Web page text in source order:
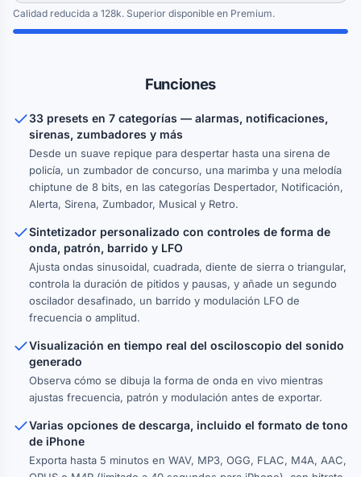
Calidad reducida a 128k. Superior disponible en Premium.
Funciones
33 presets en 7 categorías — alarmas, notificaciones,
sirenas, zumbadores y más
Desde un suave repique para despertar hasta una sirena de
policía, un zumbador de concurso, una marimba y una melodía
chiptune de 8 bits, en las categorías Despertador, Notificación,
Alerta, Sirena, Zumbador, Musical y Retro.
Sintetizador personalizado con controles de forma de
onda, patrón, barrido y LFO
Ajusta ondas sinusoidal, cuadrada, diente de sierra o triangular,
controla la duración de pitidos y pausas, y añade un segundo
oscilador desafinado, un barrido y modulación LFO de
frecuencia o amplitud.
Visualización en tiempo real del osciloscopio del sonido
generado
Observa cómo se dibuja la forma de onda en vivo mientras
ajustas frecuencia, patrón y modulación antes de exportar.
Varias opciones de descarga, incluido el formato de tono
de iPhone
Exporta hasta 5 minutos en WAV, MP3, OGG, FLAC, M4A, AAC,